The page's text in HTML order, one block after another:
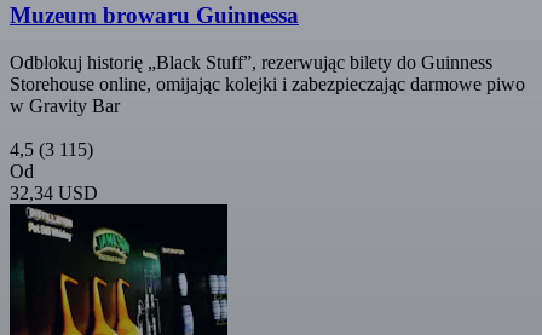
Muzeum browaru Guinnessa
Odblokuj historię „Black Stuff”, rezerwując bilety do Guinness
Storehouse online, omijając kolejki i zabezpieczając darmowe piwo
w Gravity Bar
4,5 (3 115)
Od
32,34 USD